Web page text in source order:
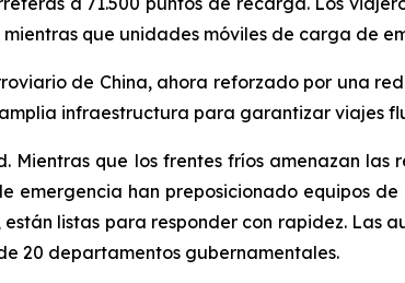
que unidades móviles de carga de
de China, ahora reforzado por una
infraestructura para garantizar viajes
que los frentes fríos amenazan las
emergencia han preposicionado equipos
listas para responder con rapidez. Las
20 departamentos gubernamentales.